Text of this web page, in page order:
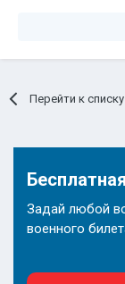
Перейти к
Задай любой
военного